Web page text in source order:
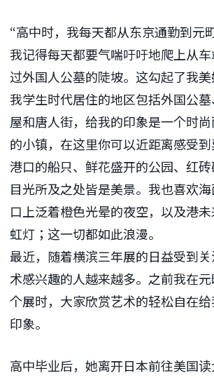
“高中时，我每天都从东京通勤到元
我记得每天都要气喘吁吁地爬上从
过外国人公墓的陡坡。这勾起了我美
我学生时代居住的地区包括外国公
屋和唐人街，给我的印象是一个时
的小镇，在这里你可以近距离感受到
港口的船只、鲜花盛开的公园、红
目光所及之处皆是美景。我也喜欢
口上泛着橙色光晕的夜空，以及港
虹灯；这一切都如此浪漫。
最近，随着横滨三年展的日益受到
术感兴趣的人越来越多。之前我在
个展时，大家欣赏艺术的轻松自在
印象。
高中毕业后，她离开日本前往美国